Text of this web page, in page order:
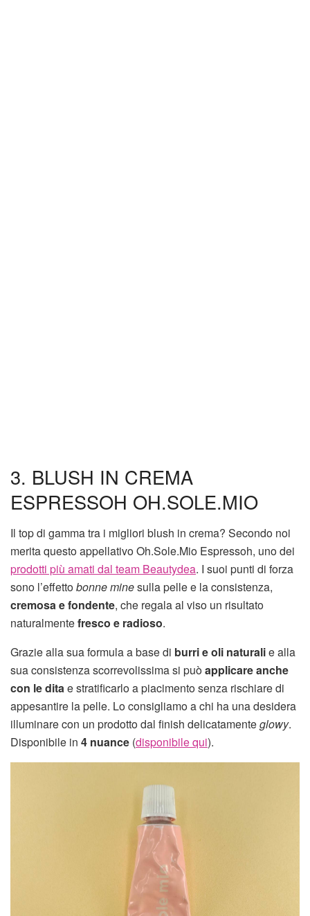
3. BLUSH IN CREMA
ESPRESSOH OH.SOLE.MIO
Il top di gamma tra i migliori blush in crema? Secondo noi
merita questo appellativo Oh.Sole.Mio Espressoh, uno dei
prodotti più amati dal team Beautydea. I suoi punti di forza
sono l’effettobonne minesulla pelle e la consistenza,
cremosa e fondente, che regala al viso un risultato
naturalmentefresco e radioso.
Grazie alla sua formula a base di burri e oli naturalie alla
sua consistenza scorrevolissima si puòapplicare anche
con le ditae stratificarlo a piacimento senza rischiare di
appesantire la pelle. Lo consigliamo a chi ha una desidera
illuminare con un prodotto dal finish delicatamenteglowy.
Disponibile in 4 nuance (disponibile qui).